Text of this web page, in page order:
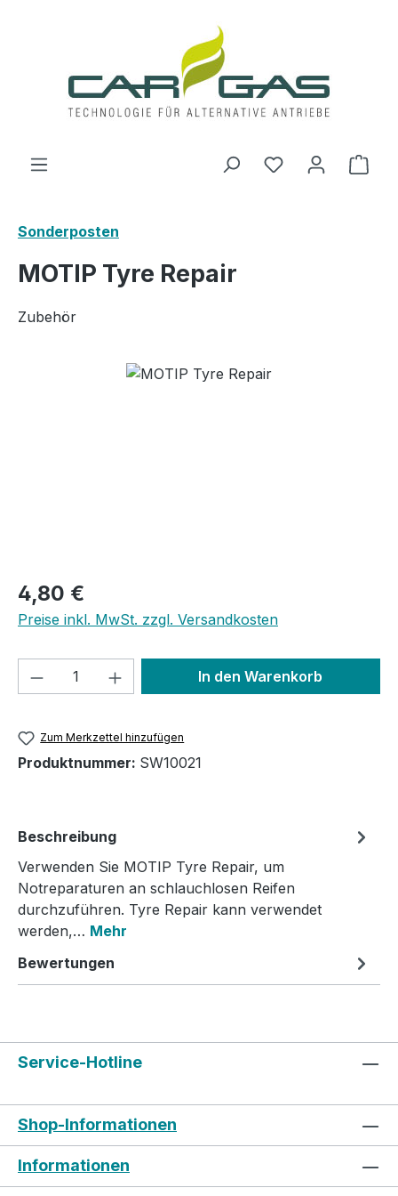
Du hast 0
Sonderposten
MOTIP Tyre Repair
Zubehör
Bildergalerie überspringen
Regulärer Preis:
4,80 €
Preise inkl. MwSt. zzgl. Versandkosten
Produkt Anzahl: Gib denIn den Warenkorb
Zum Merkzettel hinzufügen
Produktnummer: SW10021
Beschreibung
Verwenden Sie MOTIP Tyre Repair, um
Notreparaturen an schlauchlosen Reifen
durchzuführen. Tyre Repair kann verwendet
werden,… Mehr
Bewertungen
Service-Hotline
Shop-Informationen
Informationen